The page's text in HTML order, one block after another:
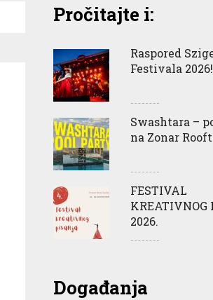
Pročitajte i:
Raspored
Festivala 2026!
Swashtara –
na Zonar
FESTIVAL
2026.
Događanja